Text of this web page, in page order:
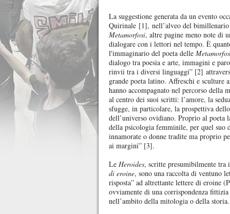
La suggestione generata da un evento
Quirinale [1], nell’alveo del
Metamorfosi, altre pagine meno note di
dialogare con i lettori nel tempo. È
l'immaginario del poeta delle
dialogo tra poesia e arte, immagini e
rinvii tra i diversi linguaggi” [2]
grande poeta latino. Affreschi e
hanno accompagnato nel percorso della
al centro dei suoi scritti: l’amore, la
sfugge, in particolare, la prospettiva
dell’universo ovidiano. Proprio al poeta
della psicologia femminile, per quel suo
innamorate o donne tradite ma proprio
ai margini” [3].
Le Heroides, scritte presumibilmente
di eroine, sono una raccolta di ventuno
risposta” ad altrettante lettere di eroine
ovviamente di una corrispondenza
nell’ambito della mitologia o della storia.